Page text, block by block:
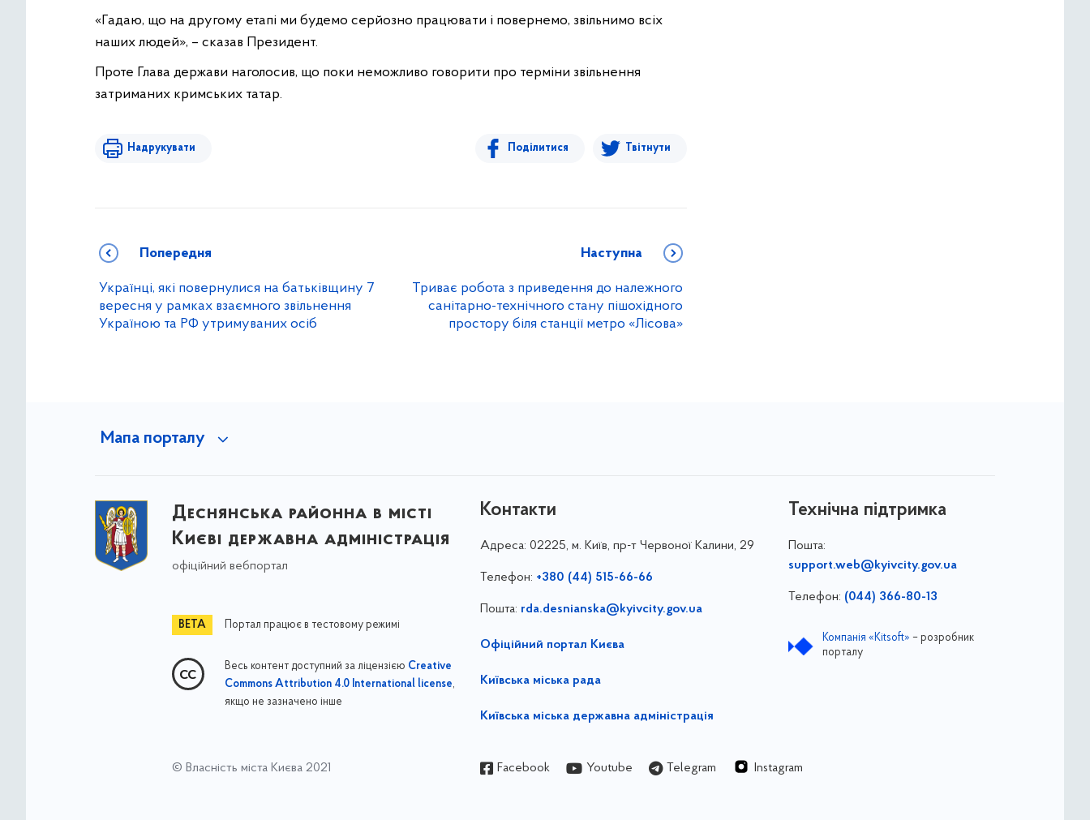
«Гадаю, що на другому етапі ми будемо серйозно працювати і повернемо, звільнимо всіх
наших людей», – сказав Президент.
Проте Глава держави наголосив, що поки неможливо говорити про терміни звільнення
затриманих кримських татар.
Надрукувати Поділитися Твітнути
Попередня
Українці, які повернулися на батьківщину 7
вересня у рамках взаємного звільнення
Україною та РФ утримуваних осіб
Наступна
Триває робота з приведення до належного
санітарно-технічного стану пішохідного
простору біля станції метро «Лісова»
Мапа порталу
Деснянська районна в місті
Києві державна адміністрація
офіційний вебпортал
Портал працює в тестовому режимі
Весь контент доступний за ліцензією Creative
Commons Attribution 4.0 International license,
якщо не зазначено інше
Контакти
Адреса: 02225, м. Київ, пр-т Червоної Калини, 29
Телефон: +380 (44) 515-66-66
Пошта: rda.desnianska@kyivcity.gov.ua
Офіційний портал Києва
Київська міська рада
Київська міська державна адміністрація
Технічна підтримка
Пошта:
support.web@kyivcity.gov.ua
Телефон: (044) 366-80-13
Компанія «Kitsoft» – розробник
порталу
© Власність міста Києва 2021 Facebook Youtube Telegram Instagram